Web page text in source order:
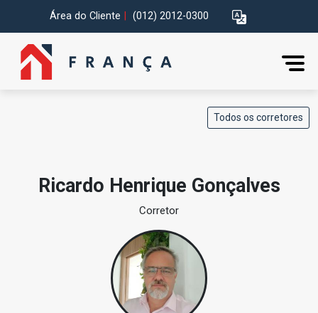
Área do Cliente (012) 2012-0300
Todos os corretores
Ricardo Henrique Gonçalves
Corretor